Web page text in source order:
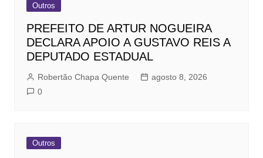
Outros
PREFEITO DE ARTUR NOGUEIRA
DECLARA APOIO A GUSTAVO REIS A
DEPUTADO ESTADUAL
Robertão Chapa Quente
agosto 8, 2026
0
Outros